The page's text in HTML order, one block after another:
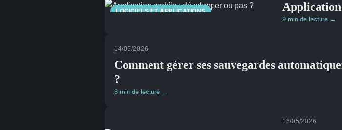
LOGICIELS ET APPLICATIONS Application
9 min de lecture →
14/05/2026
Comment gérer ses sauvegardes
?
8 min de lecture →
16/05/2026